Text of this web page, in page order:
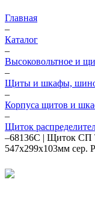
Главная
–
Каталог
–
Высоковольтное и
–
Щиты и шкафы,
–
Корпуса щитов и
–
Щиток
–68136С | Щиток СП
547х299х103мм сер.